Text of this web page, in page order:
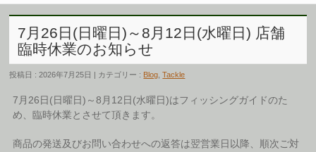
7月26日(日曜日)～8月12日(水曜日) 店舗
臨時休業のお知らせ
投稿日 : 2026年7月25日 | カテゴリー : Blog ,Tackle
7月26日(日曜日)～8月12日(水曜日)はフィッシングガイドのた
め、臨時休業とさせて頂きます。
商品の発送及びお問い合わせへの返答は翌営業日以降、順次ご対